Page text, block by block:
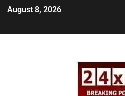
August 8, 2026